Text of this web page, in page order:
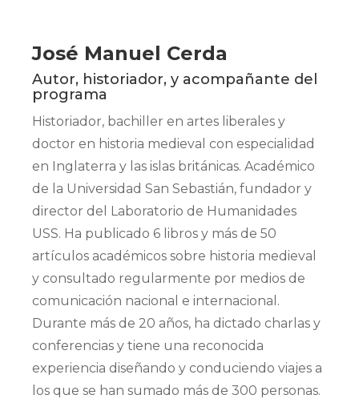
José Manuel Cerda
Autor, historiador, y acompañante del
programa
Historiador, bachiller en artes liberales y
doctor en historia medieval con especialidad
en Inglaterra y las islas británicas. Académico
de la Universidad San Sebastián, fundador y
director del Laboratorio de Humanidades
USS. Ha publicado 6 libros y más de 50
artículos académicos sobre historia medieval
y consultado regularmente por medios de
comunicación nacional e internacional.
Durante más de 20 años, ha dictado charlas y
conferencias y tiene una reconocida
experiencia diseñando y conduciendo viajes a
los que se han sumado más de 300 personas.